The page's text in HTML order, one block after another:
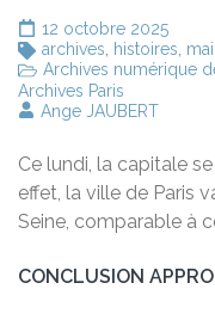
12 octobre 2025
archives
histoires
Archives numérique
Archives Paris
Ange JAUBERT
Ce lundi, la capitale
effet, la ville de Paris
Seine, comparable à
CONCLUSION